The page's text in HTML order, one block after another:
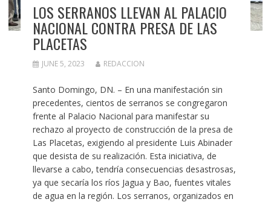
LOS SERRANOS LLEVAN AL PALACIO
NACIONAL CONTRA PRESA DE LAS
PLACETAS
JUNE 5, 2023 REDACCION
Santo Domingo, DN. – En una manifestación sin
precedentes, cientos de serranos se congregaron
frente al Palacio Nacional para manifestar su
rechazo al proyecto de construcción de la presa de
Las Placetas, exigiendo al presidente Luis Abinader
que desista de su realización. Esta iniciativa, de
llevarse a cabo, tendría consecuencias desastrosas,
ya que secaría los ríos Jagua y Bao, fuentes vitales
de agua en la región. Los serranos, organizados en